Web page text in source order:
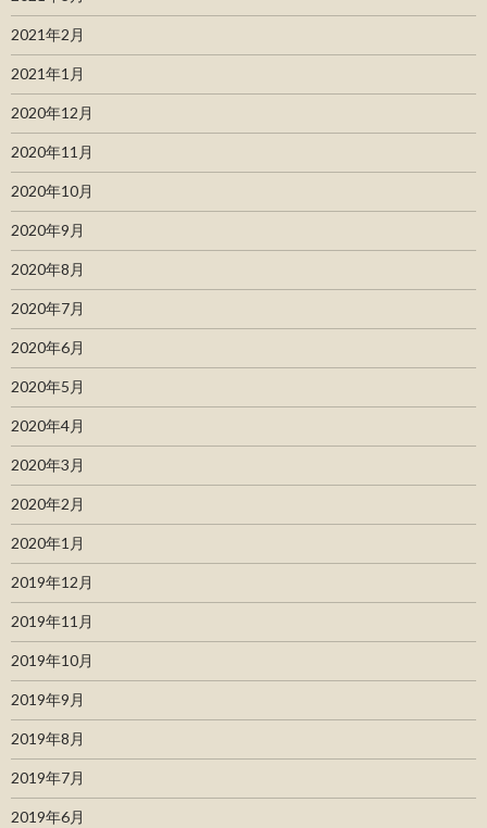
2021年2月
2021年1月
2020年12月
2020年11月
2020年10月
2020年9月
2020年8月
2020年7月
2020年6月
2020年5月
2020年4月
2020年3月
2020年2月
2020年1月
2019年12月
2019年11月
2019年10月
2019年9月
2019年8月
2019年7月
2019年6月